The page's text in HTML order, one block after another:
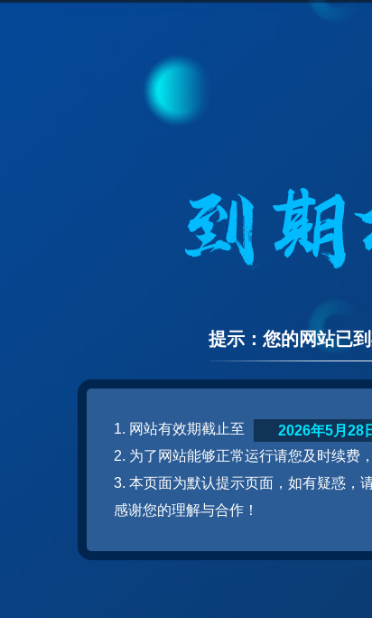
提示：您的网站已
1. 网站有效期截止至
2. 为了网站能够正常运行请您及时续费
3. 本页面为默认提示页面，如有疑惑，
感谢您的理解与合作！
2026年5月28